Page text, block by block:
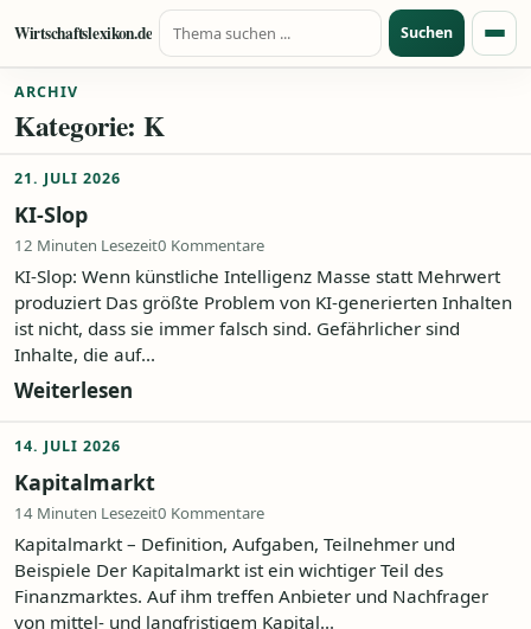
Zum Inhalt springen
Wirtschaftslexikon.de
Suche nach:
Suchen
ARCHIV
Kategorie: K
21. JULI 2026
KI-Slop
12 Minuten Lesezeit0 Kommentare
KI-Slop: Wenn künstliche Intelligenz Masse statt Mehrwert
produziert Das größte Problem von KI-generierten Inhalten
ist nicht, dass sie immer falsch sind. Gefährlicher sind
Inhalte, die auf...
Weiterlesen
14. JULI 2026
Kapitalmarkt
14 Minuten Lesezeit0 Kommentare
Kapitalmarkt – Definition, Aufgaben, Teilnehmer und
Beispiele Der Kapitalmarkt ist ein wichtiger Teil des
Finanzmarktes. Auf ihm treffen Anbieter und Nachfrager
von mittel- und langfristigem Kapital...